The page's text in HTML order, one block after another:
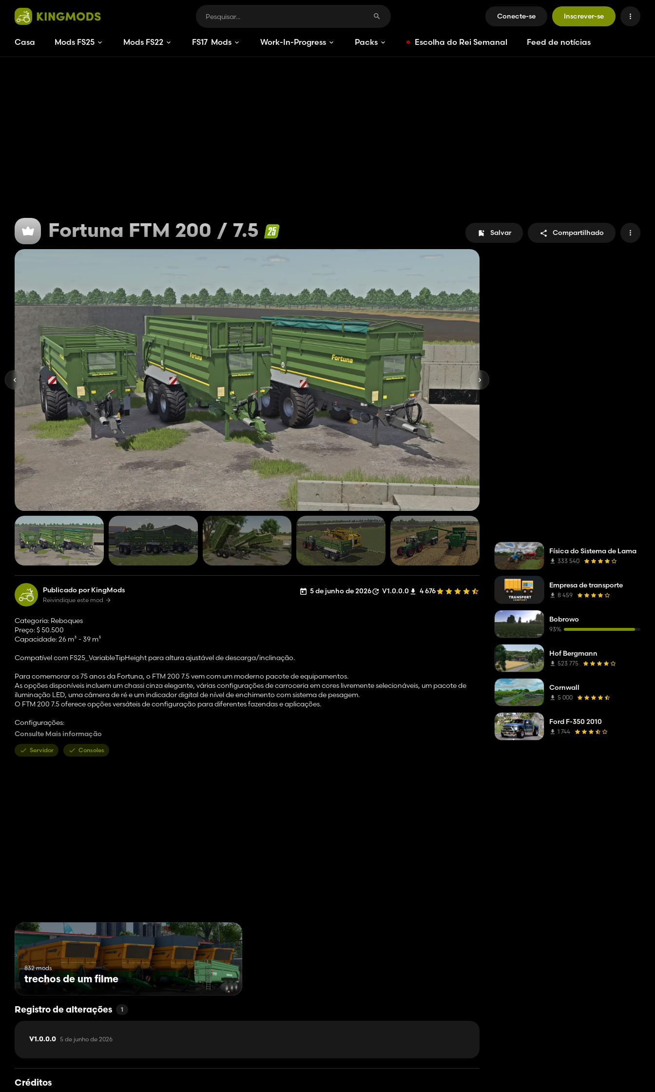
Conecte-se Inscrever-se
Casa Mods FS25 Mods FS22 FS17 Mods Work-In-Progress Packs Escolha do Rei Semanal Feed de notícias
Fortuna FTM 200 / 7.5 Salvar Compartilhado
Publicado por KingMods
Reivindique este mod
5 de junho de 2026 V1.0.0.0 4 676
Categoria: Reboques
Preço: $ 50.500
Capacidade: 26 m³ - 39 m³
Compatível com FS25_VariableTipHeight para altura ajustável de descarga/inclinação.
Para comemorar os 75 anos da Fortuna, o FTM 200 7.5 vem com um moderno pacote de equipamentos.
As opções disponíveis incluem um chassi cinza elegante, várias configurações de carroceria em cores livremente selecionáveis, um pacote de
iluminação LED, uma câmera de ré e um indicador digital de nível de enchimento com sistema de pesagem.
O FTM 200 7.5 oferece opções versáteis de configuração para diferentes fazendas e aplicações.
Configurações:
Extensão: sem extensão / triângulo e plano / extensão de 600 mm / extensão de 600 mm triângulo e plano / extensão de 800 mm / extensão de
- Cor: chassi / carroceria / extensão / pára-lamas / tampa / suporte de escada / malha frontal / aros
Consulte Mais informação
Servidor Consoles
832 mods
trechos de um filme
Registro de alterações 1
V1.0.0.0 5 de junho de 2026
Créditos
Física do Sistema de Lama
333 540
Empresa de transporte
8 459
Bobrowo
93%
Hof Bergmann
523 775
Cornwall
5 000
Ford F-350 2010
1 744